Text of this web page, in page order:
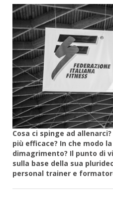
Cosa ci spinge ad
più efficace? In che modo
dimagrimento? Il punto di
sulla base della sua
personal trainer e